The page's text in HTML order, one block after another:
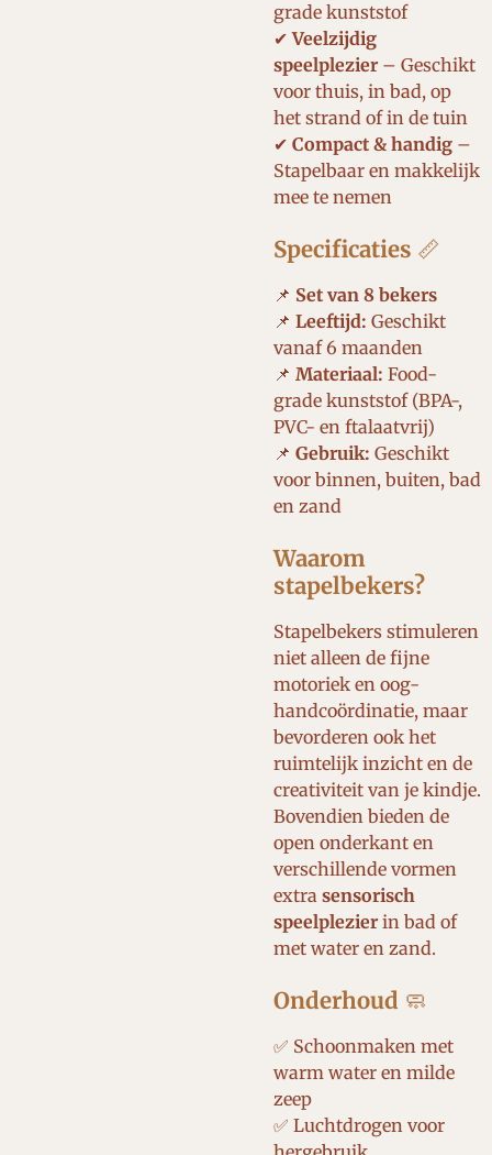
grade kunststof
✔Veelzijdig
speelplezier – Geschikt
voor thuis, in bad, op
het strand of in de tuin
✔ Compact & handig –
Stapelbaar en makkelijk
mee te nemen
Specificaties 📏
📌 Set van 8 bekers
📌 Leeftijd: Geschikt
vanaf 6 maanden
📌 Materiaal: Food-
grade kunststof (BPA-,
PVC- en ftalaatvrij)
📌 Gebruik: Geschikt
voor binnen, buiten, bad
en zand
Waarom
stapelbekers?
Stapelbekers stimuleren
niet alleen de fijne
motoriek en oog-
handcoördinatie, maar
bevorderen ook het
ruimtelijk inzicht en de
creativiteit van je kindje.
Bovendien bieden de
open onderkant en
verschillende vormen
extra sensorisch
speelplezier in bad of
met water en zand.
Onderhoud 🧼
✅ Schoonmaken met
warm water en milde
zeep
✅ Luchtdrogen voor